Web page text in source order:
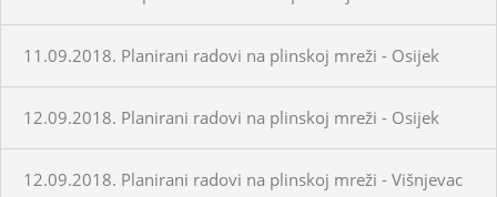
11.09.2018. Planirani radovi na plinskoj mreži - Osijek
12.09.2018. Planirani radovi na plinskoj mreži - Osijek
12.09.2018. Planirani radovi na plinskoj mreži - Višnjevac